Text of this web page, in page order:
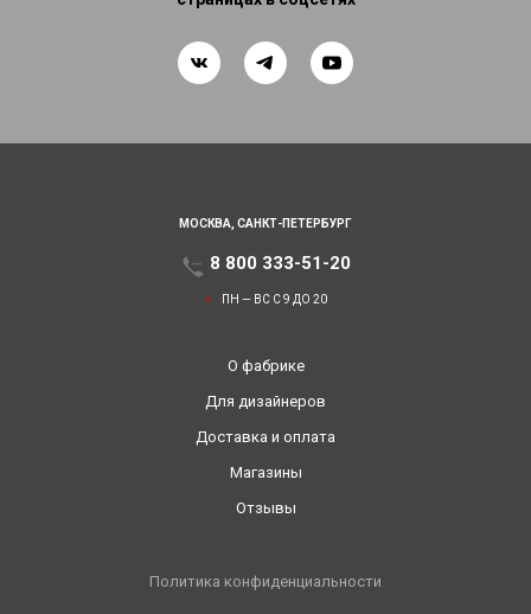
МОСКВА, САНКТ-ПЕТЕРБУРГ
8 800 333-51-20
ПН — ВС С 9 ДО 20
О фабрике
Для дизайнеров
Доставка и оплата
Магазины
Отзывы
Политика конфиденциальности